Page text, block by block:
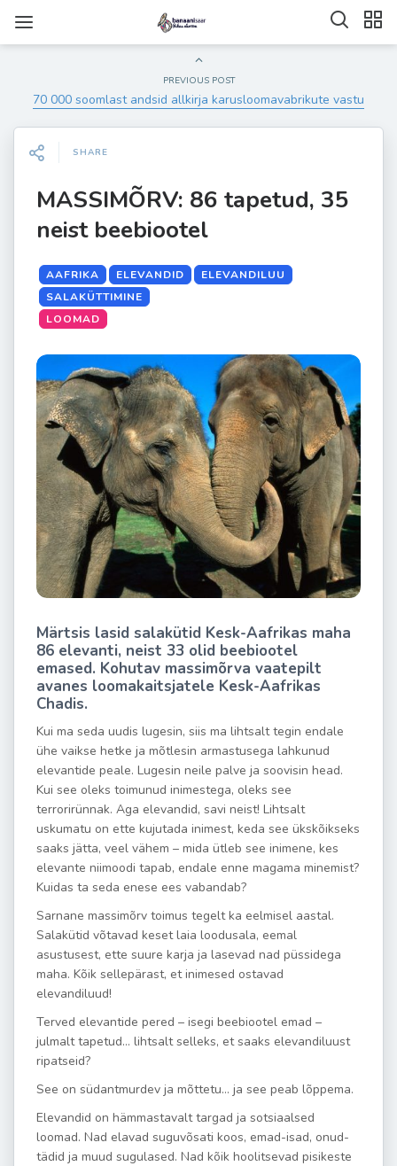
PREVIOUS POST
70 000 soomlast andsid allkirja karusloomavabrikute vastu
SHARE
MASSIMÕRV: 86 tapetud, 35
neist beebiootel
AAFRIKA ELEVANDID
ELEVANDILUU
SALAKÜTTIMINE
LOOMAD
Märtsis lasid salakütid Kesk-Aafrikas maha
86 elevanti, neist 33 olid beebiootel
emased. Kohutav massimõrva vaatepilt
avanes loomakaitsjatele Kesk-Aafrikas
Chadis.
Kui ma seda uudis lugesin, siis ma lihtsalt tegin endale
ühe vaikse hetke ja mõtlesin armastusega lahkunud
elevantide peale. Lugesin neile palve ja soovisin head.
Kui see oleks toimunud inimestega, oleks see
terrorirünnak. Aga elevandid, savi neist! Lihtsalt
uskumatu on ette kujutada inimest, keda see ükskõikseks
saaks jätta, veel vähem – mida ütleb see inimene, kes
elevante niimoodi tapab, endale enne magama minemist?
Kuidas ta seda enese ees vabandab?
Sarnane massimõrv toimus tegelt ka eelmisel aastal.
Salakütid võtavad keset laia loodusala, eemal
asustusest, ette suure karja ja lasevad nad püssidega
maha. Kõik sellepärast, et inimesed ostavad
elevandiluud!
Terved elevantide pered – isegi beebiootel emad –
julmalt tapetud… lihtsalt selleks, et saaks elevandiluust
ripatseid?
See on südantmurdev ja mõttetu… ja see peab lõppema.
Elevandid on hämmastavalt targad ja sotsiaalsed
loomad. Nad elavad suguvõsati koos, emad-isad, onud-
tädid ja muud sugulased. Nad kõik hoolitsevad pisikeste